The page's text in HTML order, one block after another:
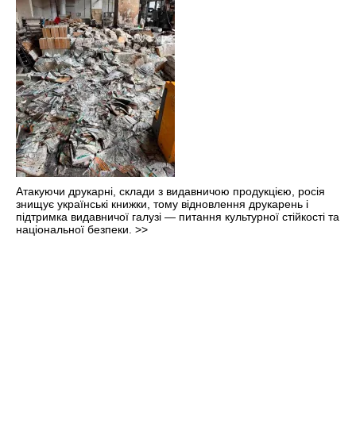
Атакуючи друкарні, склади з видавничою продукцією, росія
знищує українські книжки, тому відновлення друкарень і
підтримка видавничої галузі — питання культурної стійкості та
національної безпеки. >>